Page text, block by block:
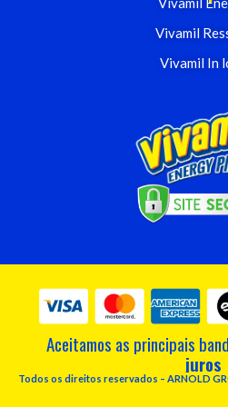
Vivamil
Vivamil In
Aceitamos as principais
juros
Todos os direitos reservados – ARNOLD